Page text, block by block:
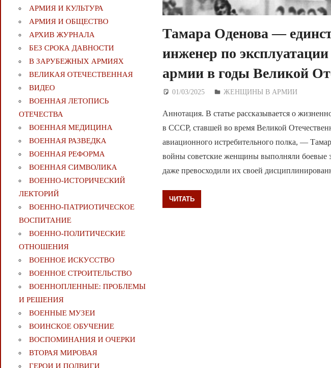
Тамара Оденова —
инженер по
армии в годы Великой
01/03/2025 Дежурный по Редакции
ЖЕНЩИНЫ В АРМИИ
Аннотация. В статье рассказывается о
в СССР, ставшей во время Великой
авиационного истребительного полка, —
войны советские женщины выполняли боевые
даже превосходили их своей
ЧИТАТЬ
АРМИЯ И КУЛЬТУРА
АРМИЯ И ОБЩЕСТВО
АРХИВ ЖУРНАЛА
БЕЗ СРОКА ДАВНОСТИ
В ЗАРУБЕЖНЫХ АРМИЯХ
ВЕЛИКАЯ ОТЕЧЕСТВЕННАЯ
ВИДЕО
ВОЕННАЯ ЛЕТОПИСЬ
ОТЕЧЕСТВА
ВОЕННАЯ МЕДИЦИНА
ВОЕННАЯ РАЗВЕДКА
ВОЕННАЯ РЕФОРМА
ВОЕННАЯ СИМВОЛИКА
ВОЕННО-ИСТОРИЧЕСКИЙ
ЛЕКТОРИЙ
ВОЕННО-ПАТРИОТИЧЕСКОЕ
ВОСПИТАНИЕ
ВОЕННО-ПОЛИТИЧЕСКИE
ОТНОШЕНИЯ
ВОЕННОЕ ИСКУССТВО
ВОЕННОЕ СТРОИТЕЛЬСТВО
ВОЕННОПЛЕННЫЕ: ПРОБЛЕМЫ
И РЕШЕНИЯ
ВОЕННЫЕ МУЗЕИ
ВОИНСКОЕ ОБУЧЕНИЕ
ВОСПОМИНАНИЯ И ОЧЕРКИ
ВТОРАЯ МИРОВАЯ
ГЕРОИ И ПОДВИГИ